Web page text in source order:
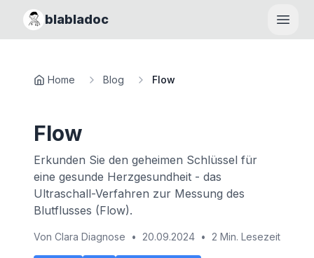
blabladoc
Home Blog Flow
Flow
Erkunden Sie den geheimen Schlüssel für
eine gesunde Herzgesundheit - das
Ultraschall-Verfahren zur Messung des
Blutflusses (Flow).
Von Clara Diagnose • 20.09.2024 • 2 Min. Lesezeit